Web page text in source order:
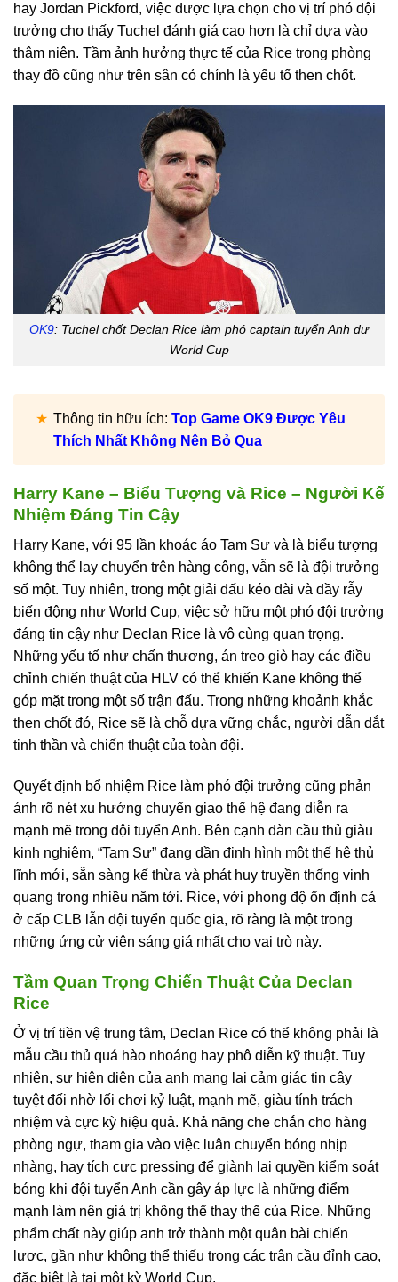
hay Jordan Pickford, việc được lựa chọn cho vị trí phó đội
trưởng cho thấy Tuchel đánh giá cao hơn là chỉ dựa vào
thâm niên. Tầm ảnh hưởng thực tế của Rice trong phòng
thay đồ cũng như trên sân cỏ chính là yếu tố then chốt.
OK9: Tuchel chốt Declan Rice làm phó captain tuyển Anh dự
World Cup
Thông tin hữu ích: Top Game OK9 Được Yêu
Thích Nhất Không Nên Bỏ Qua
Harry Kane – Biểu Tượng và Rice – Người Kế
Nhiệm Đáng Tin Cậy
Harry Kane, với 95 lần khoác áo Tam Sư và là biểu tượng
không thể lay chuyển trên hàng công, vẫn sẽ là đội trưởng
số một. Tuy nhiên, trong một giải đấu kéo dài và đầy rẫy
biến động như World Cup, việc sở hữu một phó đội trưởng
đáng tin cậy như Declan Rice là vô cùng quan trọng.
Những yếu tố như chấn thương, án treo giò hay các điều
chỉnh chiến thuật của HLV có thể khiến Kane không thể
góp mặt trong một số trận đấu. Trong những khoảnh khắc
then chốt đó, Rice sẽ là chỗ dựa vững chắc, người dẫn dắt
tinh thần và chiến thuật của toàn đội.
Quyết định bổ nhiệm Rice làm phó đội trưởng cũng phản
ánh rõ nét xu hướng chuyển giao thế hệ đang diễn ra
mạnh mẽ trong đội tuyển Anh. Bên cạnh dàn cầu thủ giàu
kinh nghiệm, “Tam Sư” đang dần định hình một thế hệ thủ
lĩnh mới, sẵn sàng kế thừa và phát huy truyền thống vinh
quang trong nhiều năm tới. Rice, với phong độ ổn định cả
ở cấp CLB lẫn đội tuyển quốc gia, rõ ràng là một trong
những ứng cử viên sáng giá nhất cho vai trò này.
Tầm Quan Trọng Chiến Thuật Của Declan
Rice
Ở vị trí tiền vệ trung tâm, Declan Rice có thể không phải là
mẫu cầu thủ quá hào nhoáng hay phô diễn kỹ thuật. Tuy
nhiên, sự hiện diện của anh mang lại cảm giác tin cậy
tuyệt đối nhờ lối chơi kỷ luật, mạnh mẽ, giàu tính trách
nhiệm và cực kỳ hiệu quả. Khả năng che chắn cho hàng
phòng ngự, tham gia vào việc luân chuyển bóng nhịp
nhàng, hay tích cực pressing để giành lại quyền kiểm soát
bóng khi đội tuyển Anh cần gây áp lực là những điểm
mạnh làm nên giá trị không thể thay thế của Rice. Những
phẩm chất này giúp anh trở thành một quân bài chiến
lược, gần như không thể thiếu trong các trận cầu đỉnh cao,
đặc biệt là tại một kỳ World Cup.